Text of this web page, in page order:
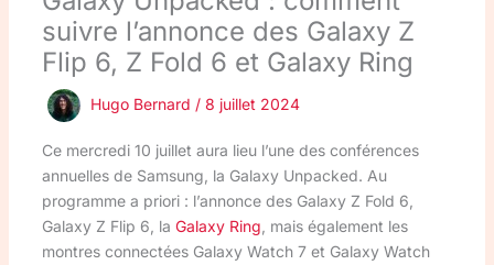
suivre l’annonce des Galaxy Z
Flip 6, Z Fold 6 et Galaxy Ring
Hugo Bernard / 8 juillet 2024
Ce mercredi 10 juillet aura lieu l’une des conférences
annuelles de Samsung, la Galaxy Unpacked. Au
programme a priori : l’annonce des Galaxy Z Fold 6,
Galaxy Z Flip 6, la Galaxy Ring , mais également les
montres connectées Galaxy Watch 7 et Galaxy Watch